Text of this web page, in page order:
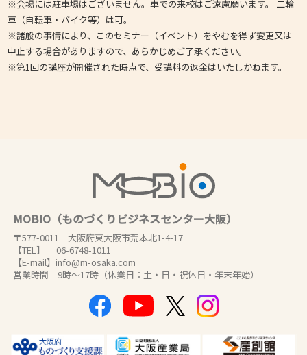
※会場には駐車場はございません。車での来校はご遠慮願います。 二輪
車（自転車・バイク等）は可。
※諸般の事情により、このセミナー（イベント）をやむを得ず変更又は
中止する場合がありますので、あらかじめご了承ください。
※第1回の講座が開催された時点で、受講料の返金はいたしかねます。
MOBIO（ものづくりビジネスセンター大阪）
〒577-0011 大阪府東大阪市荒本北1-4-17
【TEL】 06-6748-1011
【E-mail】info@m-osaka.com
営業時間 9時～17時（休業日：土・日・祝休日・年末年始）